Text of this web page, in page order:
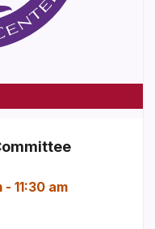
- 11:30 am